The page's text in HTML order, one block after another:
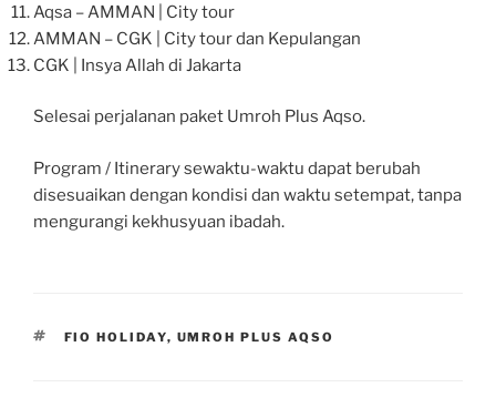
Aqsa – AMMAN | City tour
AMMAN – CGK | City tour dan Kepulangan
CGK | Insya Allah di Jakarta
Selesai perjalanan paket Umroh Plus Aqso.
Program / Itinerary sewaktu-waktu dapat berubah
disesuaikan dengan kondisi dan waktu setempat, tanpa
mengurangi kekhusyuan ibadah.
TAGS
FIO HOLIDAY, UMROH PLUS AQSO